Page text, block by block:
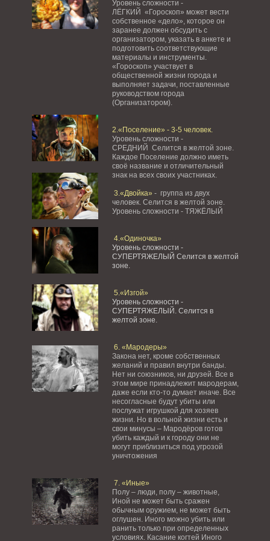
Уровень сложности -
ЛЁГКИЙ «Гороскоп» может вести
собственное «дело», которое он
заранее должен обсудить с
организатором, указать в анкете и
подготовить соответствующие
материалы и инструменты.
«Гороскоп» участвует в
общественной жизни города и
выполняет задачи, поставленные
руководством города
(Организатором).
2.«Поселение» - 3-5 человек.
Уровень сложности -
СРЕДНИЙ Селится в желтой зоне.
Каждое Поселение должно иметь
своё название и отличительный
знак на всех своих участниках.
3.«Двойка» - группа из двух
человек. Селится в желтой зоне.
Уровень сложности - ТЯЖЁЛЫЙ
4.«Одиночка»
Уровень сложности -
СУПЕРТЯЖЕЛЫЙ Селится в желтой
зоне.
5.«Изгой»
Уровень сложности -
СУПЕРТЯЖЕЛЫЙ. Селится в
желтой зоне.
6. «Мародеры»
Закона нет, кроме собственных
желаний и правил внутри банды.
Нет ни союзников, ни друзей. Все в
этом мире принадлежит мародерам,
даже если кто-то думает иначе. Все
несогласные будут убиты или
послужат игрушкой для хозяев
жизни. Но в вольной жизни есть и
свои минусы – Мародёров готов
убить каждый и к городу они не
могут приблизиться под угрозой
уничтожения
7. «Иные»
Полу – люди, полу – животные,
Иной не может быть сражен
обычным оружием, не может быть
оглушен. Иного можно убить или
ранить только при определенных
условиях. Касание когтей Иного